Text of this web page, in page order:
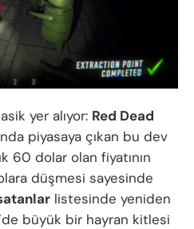
yer alıyor: Red Dead
piyasaya çıkan bu dev
60 dolar olan fiyatının
düşmesi sayesinde
listesinde yeniden
büyük bir hayran kitlesi